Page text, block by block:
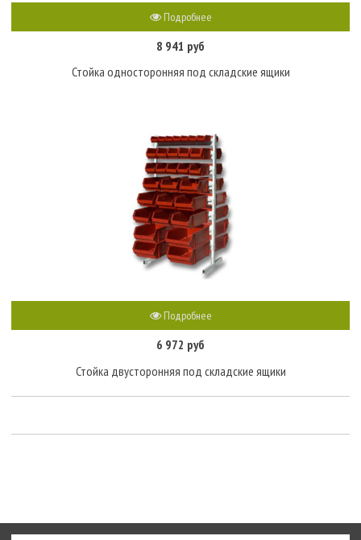
Подробнее
8 941 руб
Стойка односторонняя под складские ящики
Подробнее
6 972 руб
Стойка двусторонняя под складские ящики